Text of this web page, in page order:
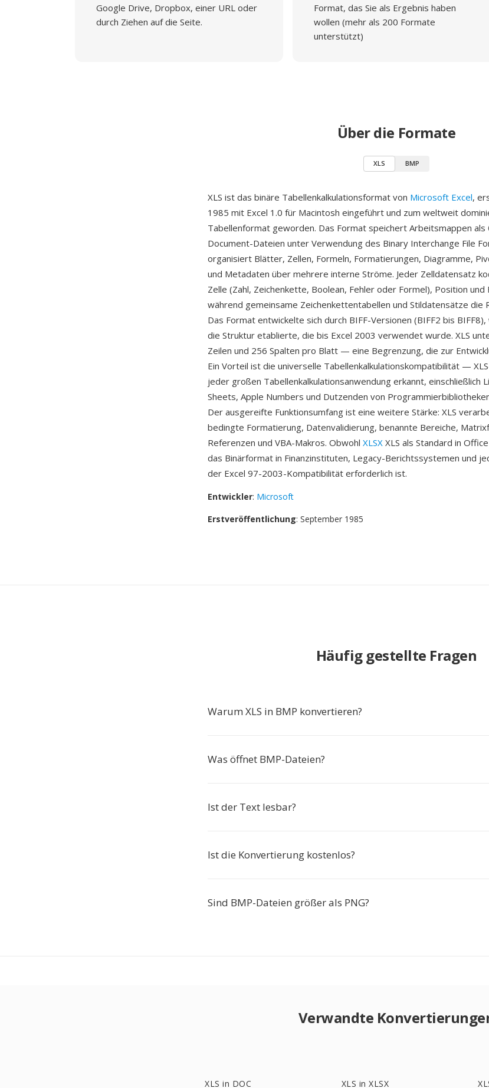
Google Drive, Dropbox, einer URL oder
durch Ziehen auf die Seite.
Format, das Sie als Ergebnis haben
wollen (mehr als 200 Formate
unterstützt)
Über die Formate
XLS BMP
XLS ist das binäre Tabellenkalkulationsformat von Microsoft Excel,
1985 mit Excel 1.0 für Macintosh eingeführt und zum weltweit
Tabellenformat geworden. Das Format speichert Arbeitsmappen als
Document-Dateien unter Verwendung des Binary Interchange File
organisiert Blätter, Zellen, Formeln, Formatierungen, Diagramme,
und Metadaten über mehrere interne Ströme. Jeder Zelldatensatz
Zelle (Zahl, Zeichenkette, Boolean, Fehler oder Formel), Position
während gemeinsame Zeichenkettentabellen und Stildatensätze die
Das Format entwickelte sich durch BIFF-Versionen (BIFF2 bis
die Struktur etablierte, die bis Excel 2003 verwendet wurde. XLS
Zeilen und 256 Spalten pro Blatt — eine Begrenzung, die zur
Ein Vorteil ist die universelle Tabellenkalkulationskompatibilität —
jeder großen Tabellenkalkulationsanwendung erkannt, einschließlich
Sheets, Apple Numbers und Dutzenden von
Der ausgereifte Funktionsumfang ist eine weitere Stärke: XLS
bedingte Formatierung, Datenvalidierung, benannte Bereiche,
Referenzen und VBA-Makros. Obwohl XLSX XLS als Standard in
das Binärformat in Finanzinstituten, Legacy-Berichtssystemen und
der Excel 97-2003-Kompatibilität erforderlich ist.
Entwickler: Microsoft
Erstveröffentlichung: September 1985
Häufig gestellte Fragen
Warum XLS in BMP konvertieren?
Was öffnet BMP-Dateien?
Ist der Text lesbar?
Ist die Konvertierung kostenlos?
Sind BMP-Dateien größer als PNG?
Verwandte
XLS in DOC XLS in XLSX